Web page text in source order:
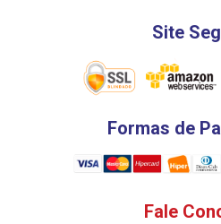
Site
Formas de
Fale